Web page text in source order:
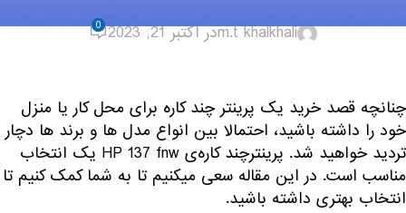
m.t khalkhaliدر اکتبر 21, 2023 0
چنانچه قصد خرید یک پرینتر چند کاره برای محل کار یا منزل
خود را داشته باشید، احتمالا بین انواع مدل ها و برند ها دچار
تردید خواهید شد. پرینترچند کاره‌ی HP 137 fnw یک انتخاب
مناسب است. در این مقاله سعی میکنیم تا به شما کمک کنیم تا
انتخاب بهتری داشته باشید.